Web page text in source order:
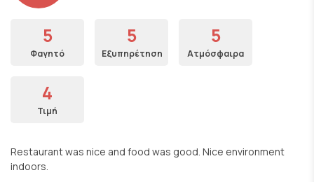
5
Φαγητό
5
Εξυπηρέτηση
5
Ατμόσφαιρα
4
Τιμή
Restaurant was nice and food was good. Nice environment
indoors.